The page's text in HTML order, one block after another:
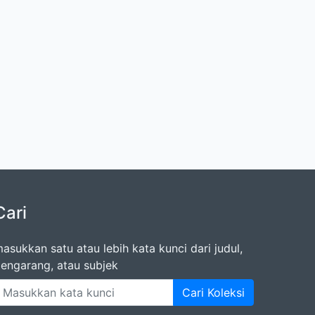
satu atau lebih kata kunci dari judul,
atau subjek
Cari Koleksi